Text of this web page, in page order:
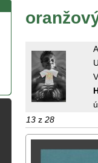
13 z 28